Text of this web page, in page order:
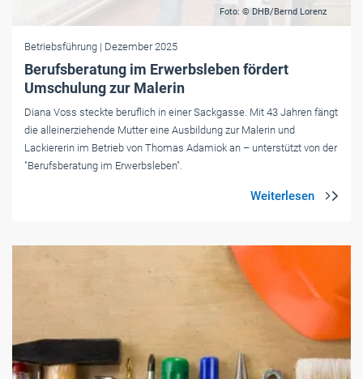
Foto: © DHB/Bernd Lorenz
Betriebsführung | Dezember 2025
Berufsberatung im Erwerbsleben fördert
Umschulung zur Malerin
Diana Voss steckte beruflich in einer Sackgasse. Mit 43 Jahren fängt
die alleinerziehende Mutter eine Ausbildung zur Malerin und
Lackiererin im Betrieb von Thomas Adamiok an – unterstützt von der
"Berufsberatung im Erwerbsleben".